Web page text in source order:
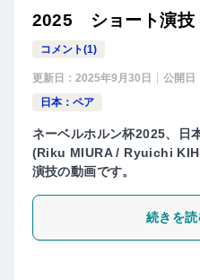
2025 ショート演
コメント(1)
更新日： 2025年9月30日 公開日
日本：ペア
ネーベルホルン杯2025、日
(Riku MIURA / Ryuichi
演技の動画です。
続きを